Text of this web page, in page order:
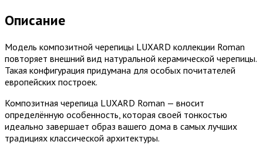
Описание
Модель композитной черепицы LUXARD коллекции Roman
повторяет внешний вид натуральной керамической черепицы.
Такая конфигурация придумана для особых почитателей
европейских построек.
Композитная черепица LUXARD Roman — вносит
определённую особенность, которая своей тонкостью
идеально завершает образ вашего дома в самых лучших
традициях классической архитектуры.